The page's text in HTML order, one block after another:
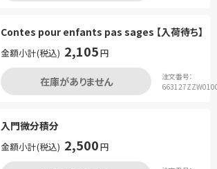
Contes pour enfants pas sages 【入荷待ち】
金額小計(税込) 2,105円
在庫がありません
注文番号：
入門微分積分
金額小計(税込) 2,500円